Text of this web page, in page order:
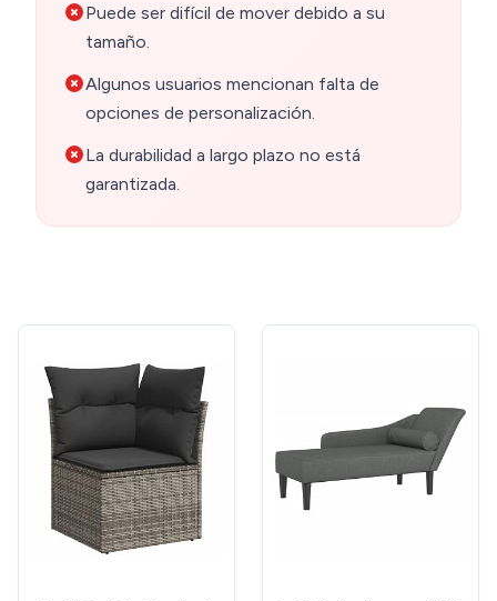
Puede ser difícil de mover debido a su
tamaño.
Algunos usuarios mencionan falta de
opciones de personalización.
La durabilidad a largo plazo no está
garantizada.